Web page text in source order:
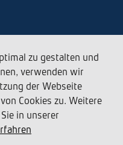
GmbH
80
zu gestalten und
verwenden wir
der Webseite
Cookies zu. Weitere
in unserer